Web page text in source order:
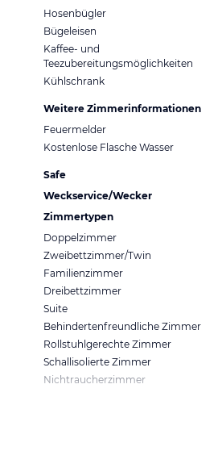
Hosenbügler
Bügeleisen
Kaffee- und
Teezubereitungsmöglichkeiten
Kühlschrank
Weitere Zimmerinformationen
Feuermelder
Kostenlose Flasche Wasser
Safe
Weckservice/Wecker
Zimmertypen
Doppelzimmer
Zweibettzimmer/Twin
Familienzimmer
Dreibettzimmer
Suite
Behindertenfreundliche Zimmer
Rollstuhlgerechte Zimmer
Schallisolierte Zimmer
Nichtraucherzimmer